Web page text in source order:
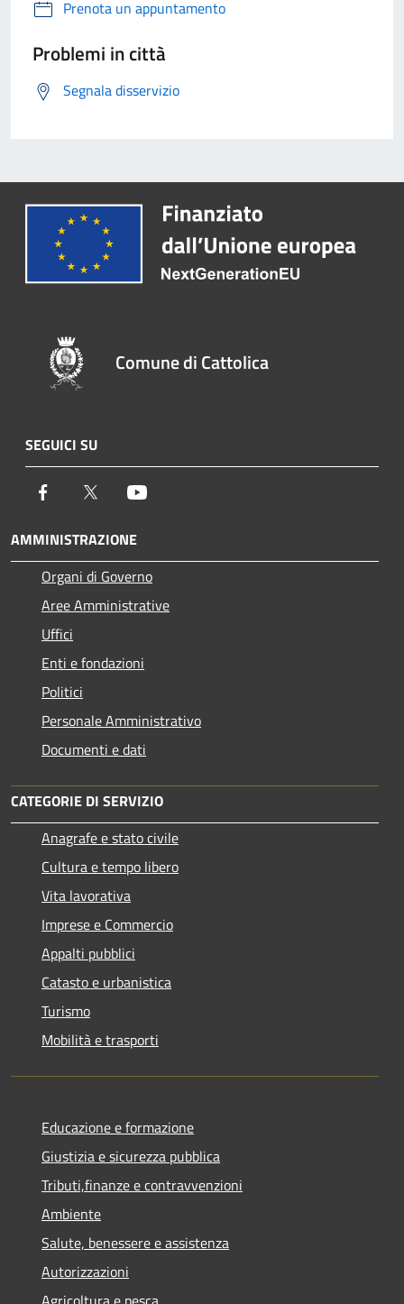
Prenota un appuntamento
Problemi in città
Segnala disservizio
Comune di Cattolica
SEGUICI SU
Facebook Twitter
AMMINISTRAZIONE
Organi di Governo
Aree Amministrative
Uffici
Enti e fondazioni
Politici
Personale Amministrativo
Documenti e dati
CATEGORIE DI SERVIZIO
Anagrafe e stato civile
Cultura e tempo libero
Vita lavorativa
Imprese e Commercio
Appalti pubblici
Catasto e urbanistica
Turismo
Mobilità e trasporti
Educazione e formazione
Giustizia e sicurezza pubblica
Tributi,finanze e contravvenzioni
Ambiente
Salute, benessere e assistenza
Autorizzazioni